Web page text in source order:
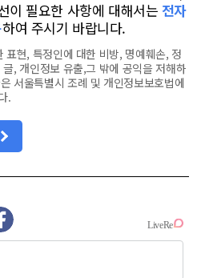
이 필요한 사항에 대해서는 전자
하여 주시기 바랍니다.
현, 특정인에 대한 비방, 명예훼손, 정
, 개인정보 유출,그 밖에 공익을 저해하
서울특별시 조례 및 개인정보보호법에
.